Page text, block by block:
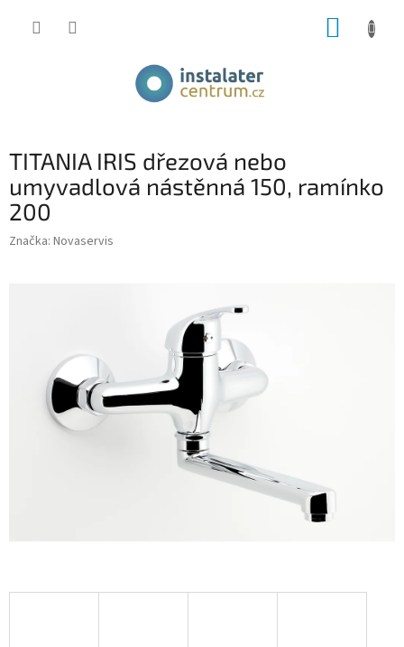
TITANIA IRIS dřezová nebo
umyvadlová nástěnná 150, ramínko
200
Značka: Novaservis